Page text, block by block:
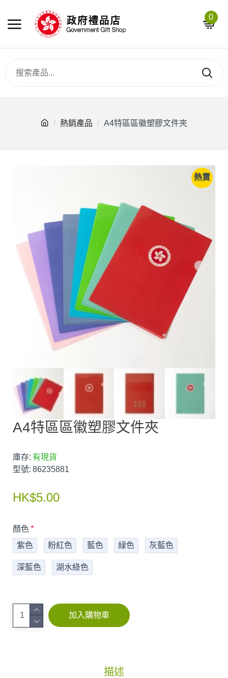
0
熱銷產品 A4特區區徽塑膠文件夾
熱賣
A4特區區徽塑膠文件夾
庫存: 有現貨
型號: 86235881
HK$5.00
顏色
紫色
粉紅色 藍色 緑色 灰藍色
深藍色 湖水綠色
加入購物車
描述